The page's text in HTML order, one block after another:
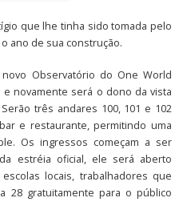
que lhe tinha sido tomada pelo
ano de sua construção.
Observatório do One World
novamente será o dono da vista
três andares 100, 101 e 102
e restaurante, permitindo uma
Os ingressos começam a ser
estréia oficial, ele será aberto
locais, trabalhadores que
28 gratuitamente para o público